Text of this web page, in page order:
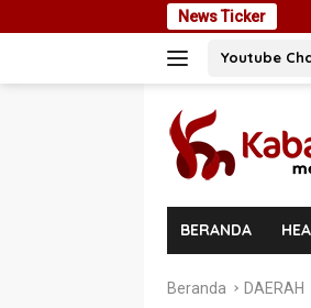
ke
News TickerCegah
Youtube
BERANDA
Beranda DAERAH